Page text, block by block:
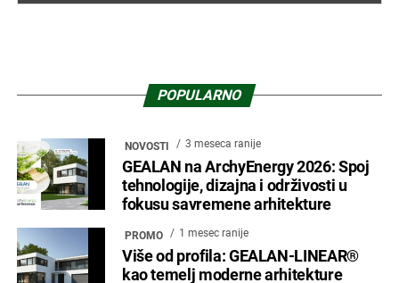
POPULARNO
NOVOSTI 3 meseca ranije
GEALAN na ArchyEnergy 2026: Spoj
tehnologije, dizajna i održivosti u
fokusu savremene arhitekture
PROMO 1 mesec ranije
Više od profila: GEALAN-LINEAR®
kao temelj moderne arhitekture